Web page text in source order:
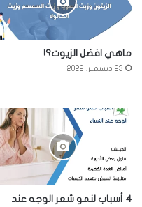
ماهي افضل الزيوت؟!
23 ديسمبر، 2022
4 أسباب لنمو شعر الوجه عند